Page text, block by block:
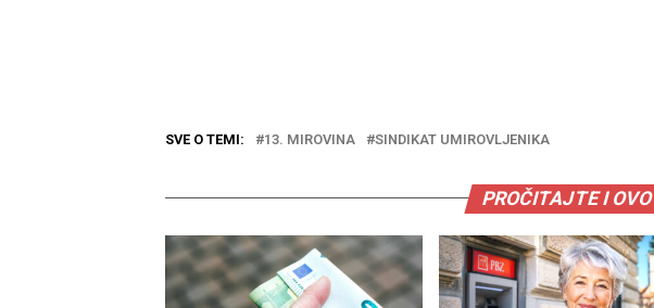
SVE O TEMI: 13. MIROVINA SINDIKAT UMIROVLJENIKA
PROČITAJTE I OVO